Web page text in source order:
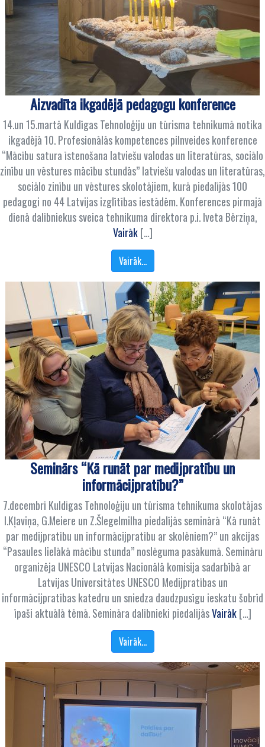
Aizvadīta ikgadējā pedagogu konference
14.un 15.martā Kuldīgas Tehnoloģiju un tūrisma tehnikumā notika
ikgadējā 10. Profesionālās kompetences pilnveides konference
“Mācību satura īstenošana latviešu valodas un literatūras, sociālo
zinību un vēstures mācību stundās” latviešu valodas un literatūras,
sociālo zinību un vēstures skolotājiem, kurā piedalījās 100
pedagogi no 44 Latvijas izglītības iestādēm. Konferences pirmajā
dienā dalībniekus sveica tehnikuma direktora p.i. Iveta Bērziņa,
Vairāk[…]
Vairāk…
Seminārs “Kā runāt par medijpratību un
informācijpratību?”
7.decembrī Kuldīgas Tehnoloģiju un tūrisma tehnikuma skolotājas
I.Kļaviņa, G.Meiere un Z.Šlegelmilha piedalījās seminārā “Kā runāt
par medijpratību un informācijpratību ar skolēniem?” un akcijas
“Pasaules lielākā mācību stunda” noslēguma pasākumā. Semināru
organizēja UNESCO Latvijas Nacionālā komisija sadarbībā ar
Latvijas Universitātes UNESCO Medijpratības un
informācijpratības katedru un sniedza daudzpusīgu ieskatu šobrīd
īpaši aktuālā tēmā. Semināra dalībnieki piedalījāsVairāk[…]
Vairāk…